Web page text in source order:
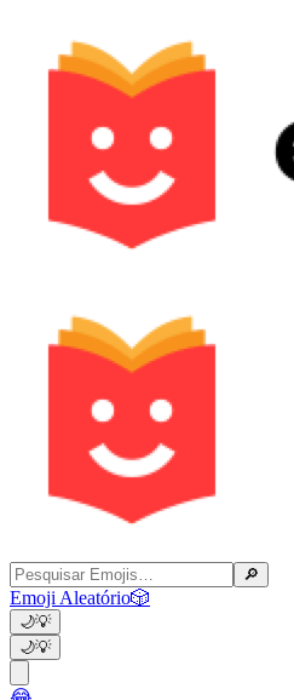
🔎
Emoji Aleatório🎲
🌙💡
🌙💡